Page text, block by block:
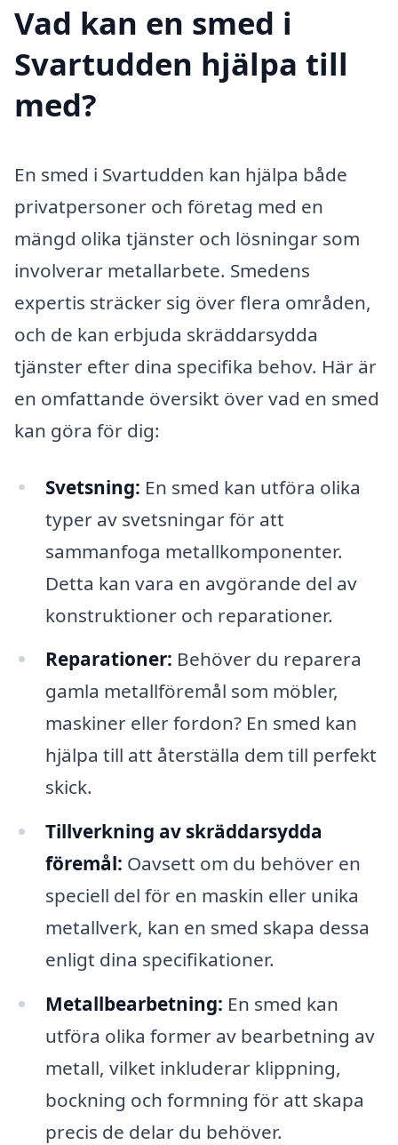
Vad kan en smed i
Svartudden hjälpa till
med?
En smed i Svartudden kan hjälpa både
privatpersoner och företag med en
mängd olika tjänster och lösningar som
involverar metallarbete. Smedens
expertis sträcker sig över flera områden,
och de kan erbjuda skräddarsydda
tjänster efter dina specifika behov. Här är
en omfattande översikt över vad en smed
kan göra för dig:
Svetsning: En smed kan utföra olika
typer av svetsningar för att
sammanfoga metallkomponenter.
Detta kan vara en avgörande del av
konstruktioner och reparationer.
Reparationer: Behöver du reparera
gamla metallföremål som möbler,
maskiner eller fordon? En smed kan
hjälpa till att återställa dem till perfekt
skick.
Tillverkning av skräddarsydda
föremål: Oavsett om du behöver en
speciell del för en maskin eller unika
metallverk, kan en smed skapa dessa
enligt dina specifikationer.
Metallbearbetning: En smed kan
utföra olika former av bearbetning av
metall, vilket inkluderar klippning,
bockning och formning för att skapa
precis de delar du behöver.